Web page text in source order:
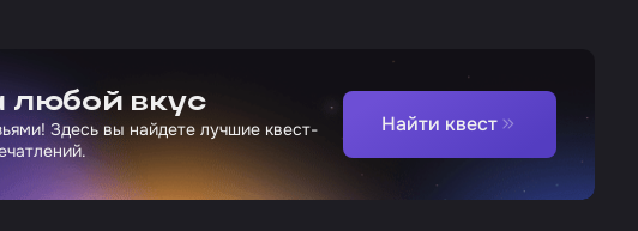
любой вкус
Здесь вы найдете лучшие квест-
Найти квест